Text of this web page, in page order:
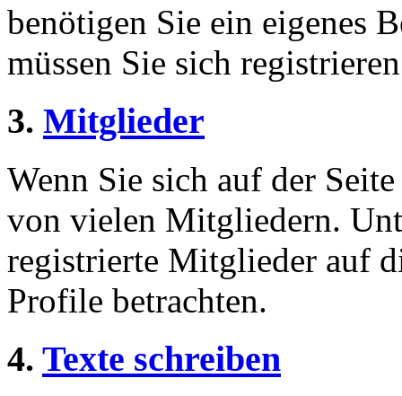
benötigen Sie ein eigenes
müssen Sie sich
3. Mitglieder
Wenn Sie sich auf der
von vielen Mitgliedern.
registrierte Mitglieder auf
Profile betrachten.
4. Texte schreiben